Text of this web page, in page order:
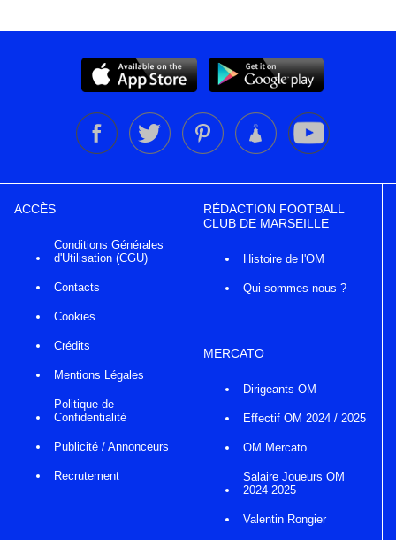
ACCÈS
Conditions Générales
d'Utilisation (CGU)
Contacts
Cookies
Crédits
Mentions Légales
Politique de
Confidentialité
Publicité / Annonceurs
Recrutement
RÉDACTION FOOTBALL
CLUB DE MARSEILLE
Histoire de l'OM
Qui sommes nous ?
MERCATO
Dirigeants OM
Effectif OM 2024 / 2025
OM Mercato
Salaire Joueurs OM
2024 2025
Valentin Rongier